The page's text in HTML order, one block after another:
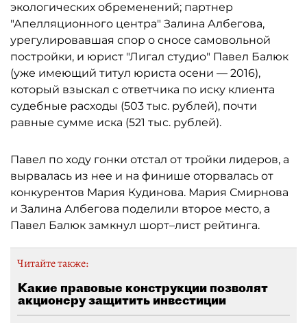
экологических обременений; партнер
"Апелляционного центра" Залина Албегова,
урегулировавшая спор о сносе самовольной
постройки, и юрист "Лигал студио" Павел Балюк
(уже имеющий титул юриста осени — 2016),
который взыскал с ответчика по иску клиента
судебные расходы (503 тыс. рублей), почти
равные сумме иска (521 тыс. рублей).
Павел по ходу гонки отстал от тройки лидеров, а
вырвалась из нее и на финише оторвалась от
конкурентов Мария Кудинова. Мария Смирнова
и Залина Албегова поделили второе место, а
Павел Балюк замкнул шорт–лист рейтинга.
Читайте также:
Какие правовые конструкции позволят
акционеру защитить инвестиции